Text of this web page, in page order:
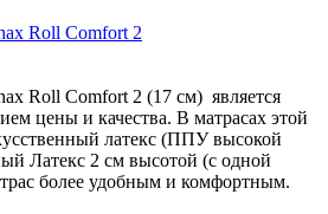
Roll Comfort 2
Roll Comfort 2 (17 см) является
цены и качества. В матрасах этой
латекс (ППУ высокой
Латекс 2 см высотой (с одной
более удобным и комфортным.